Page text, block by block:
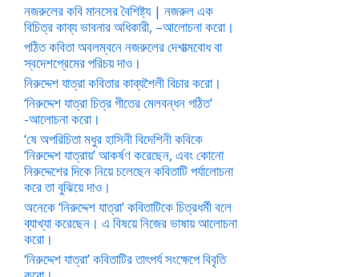
নজরুলের কবি মানসের বৈশিষ্ট্য | নজরুল এক
বিচিত্র কাব্য ভাবনার অধিকারী, –আলোচনা করো।
পঠিত কবিতা অবলম্বনে নজরুলের দেশাত্মবোধ বা
স্বদেশপ্রেমের পরিচয় দাও।
নিরুদ্দেশ যাত্রা কবিতার কাব্যশৈলী বিচার করো।
‘নিরুদ্দেশ যাত্রা চিত্র গীতের মেলবন্ধন গঠিত’
-আলোচনা করো।
‘ষে অপরিচিতা মধুর হাসিনী বিদেশিনী কবিকে
‘নিরুদ্দেশ যাত্রায়’ আকর্ষণ করেছেন, এবং কোনো
নিরুদ্দেশের দিকে নিয়ে চলেছেন কবিতাটি পর্যালোচনা
করে তা বুঝিয়ে দাও।
অনেকে ‘নিরুদ্দেশ যাত্রা’ কবিতাটিকে চিত্রধর্মী বলে
ব্যাখ্যা করেছেন। এ বিষয়ে নিজের ভাষায় আলোচনা
করো।
‘নিরুদ্দেশ যাত্রা’ কবিতাটির তাৎপর্য সংক্ষেপে বিবৃতি